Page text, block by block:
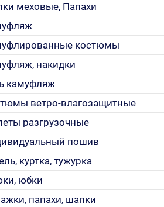
меховые, Папахи
костюмы
накидки
камуфляж
ветро-влагозащитные
разгрузочные
пошив
куртка, тужурка
юбки
папахи, шапки